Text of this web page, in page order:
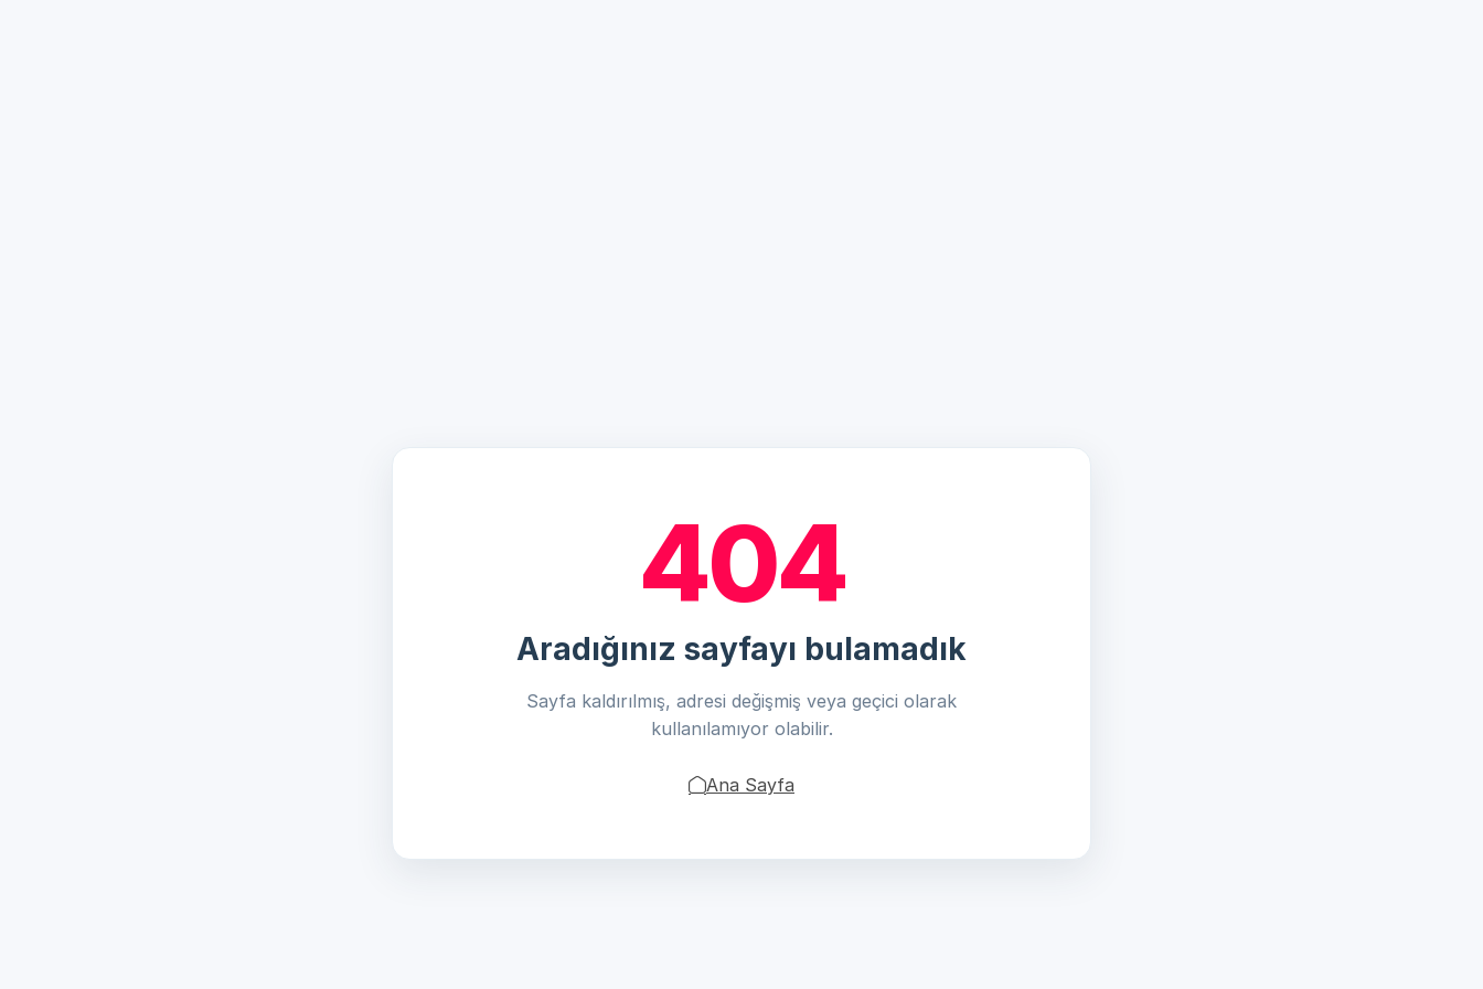
404
Aradığınız sayfayı bulamadık
Sayfa kaldırılmış, adresi değişmiş veya geçici olarak
kullanılamıyor olabilir.
Ana Sayfa